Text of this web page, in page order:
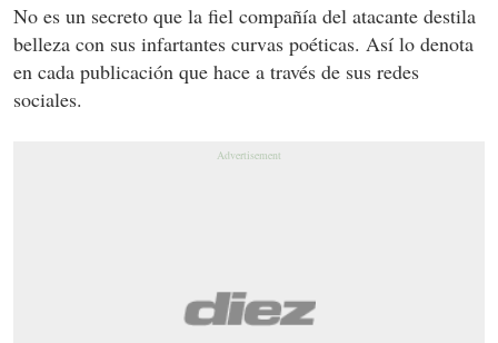
No es un secreto que la fiel compañía del atacante destila
belleza con sus infartantes curvas poéticas. Así lo denota
en cada publicación que hace a través de sus redes
sociales.